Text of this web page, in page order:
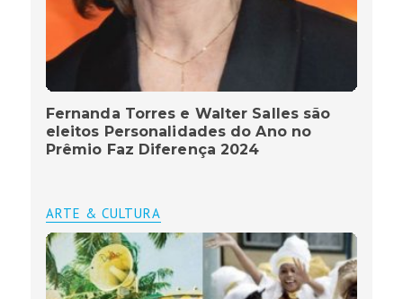
Fernanda Torres e Walter Salles são
eleitos Personalidades do Ano no
Prêmio Faz Diferença 2024
ARTE & CULTURA